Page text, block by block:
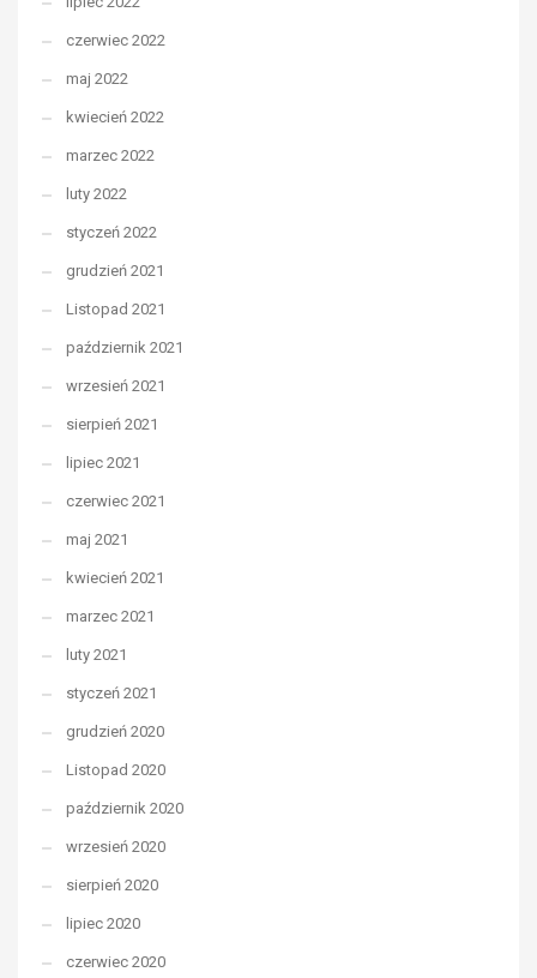
czerwiec 2022
maj 2022
kwiecień 2022
marzec 2022
luty 2022
styczeń 2022
grudzień 2021
Listopad 2021
październik 2021
wrzesień 2021
sierpień 2021
lipiec 2021
czerwiec 2021
maj 2021
kwiecień 2021
marzec 2021
luty 2021
styczeń 2021
grudzień 2020
Listopad 2020
październik 2020
wrzesień 2020
sierpień 2020
lipiec 2020
czerwiec 2020